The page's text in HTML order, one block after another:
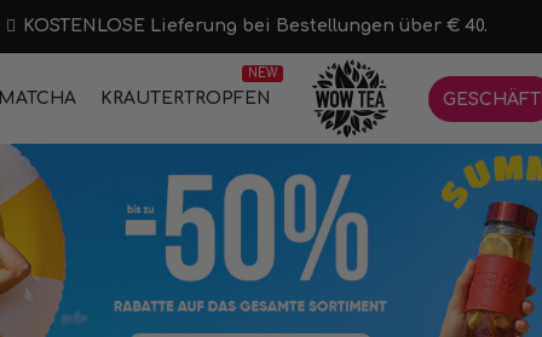
KOSTENLOSE Lieferung bei Bestellungen über € 40.
MATCHA
NEW
KRÄUTERTROPFEN GESCHÄFT